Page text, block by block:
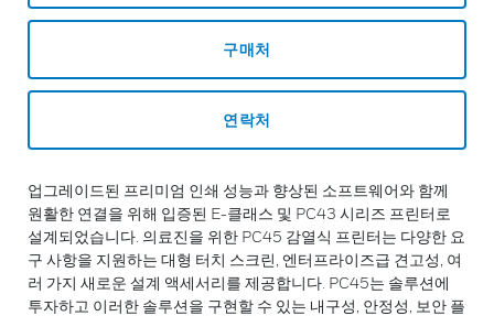
구매처
연락처
업그레이드된 프리미엄 인쇄 성능과 향상된 소프트웨어와 함께
원활한 연결을 위해 입증된 E-클래스 및 PC43 시리즈 프린터로
설계되었습니다. 의료진을 위한 PC45 감열식 프린터는 다양한 요
구 사항을 지원하는 대형 터치 스크린, 엔터프라이즈급 견고성, 여
러 가지 새로운 설계 액세서리를 제공합니다. PC45는 솔루션에
투자하고 이러한 솔루션을 구현할 수 있는 내구성, 안정성, 보안 플